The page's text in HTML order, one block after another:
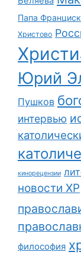
Папа Франциск
Христово
Юрий
Пушков
интервью
кинорецензии
новости ХР
философия